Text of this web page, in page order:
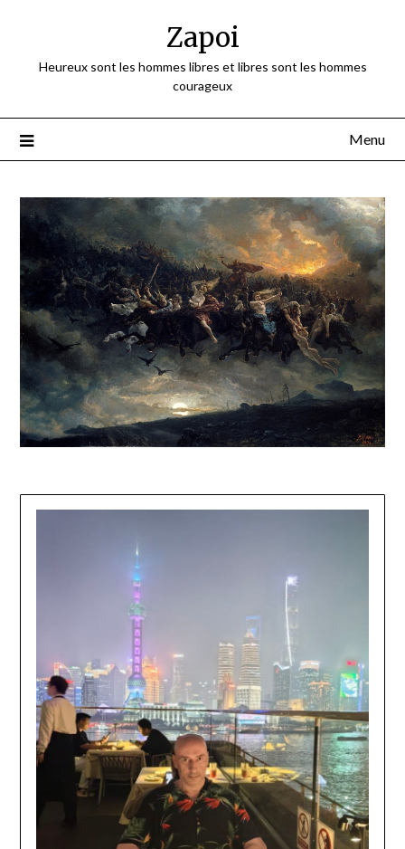
Zapoi
Heureux sont les hommes libres et libres sont les hommes
courageux
Menu